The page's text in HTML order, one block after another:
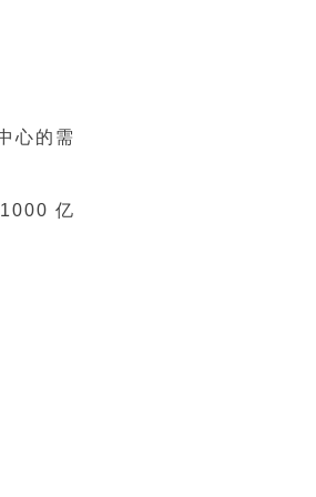
心的需
亿